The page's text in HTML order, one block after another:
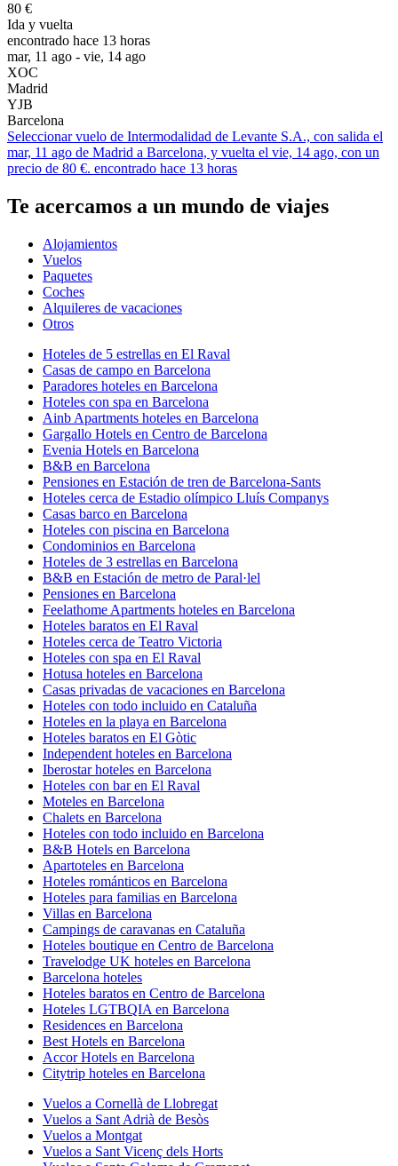
80 €
Ida y vuelta
encontrado hace 13 horas
mar, 11 ago - vie, 14 ago
XOC
Madrid
YJB
Barcelona
Seleccionar vuelo de Intermodalidad de Levante S.A., con salida el
mar, 11 ago de Madrid a Barcelona, y vuelta el vie, 14 ago, con un
precio de 80 €. encontrado hace 13 horas
Te acercamos a un mundo de viajes
Alojamientos
Vuelos
Paquetes
Coches
Alquileres de vacaciones
Otros
Hoteles de 5 estrellas en El Raval
Casas de campo en Barcelona
Paradores hoteles en Barcelona
Hoteles con spa en Barcelona
Ainb Apartments hoteles en Barcelona
Gargallo Hotels en Centro de Barcelona
Evenia Hotels en Barcelona
B&B en Barcelona
Pensiones en Estación de tren de Barcelona-Sants
Hoteles cerca de Estadio olímpico Lluís Companys
Casas barco en Barcelona
Hoteles con piscina en Barcelona
Condominios en Barcelona
Hoteles de 3 estrellas en Barcelona
B&B en Estación de metro de Paral·lel
Pensiones en Barcelona
Feelathome Apartments hoteles en Barcelona
Hoteles baratos en El Raval
Hoteles cerca de Teatro Victoria
Hoteles con spa en El Raval
Hotusa hoteles en Barcelona
Casas privadas de vacaciones en Barcelona
Hoteles con todo incluido en Cataluña
Hoteles en la playa en Barcelona
Hoteles baratos en El Gòtic
Independent hoteles en Barcelona
Iberostar hoteles en Barcelona
Hoteles con bar en El Raval
Moteles en Barcelona
Chalets en Barcelona
Hoteles con todo incluido en Barcelona
B&B Hotels en Barcelona
Apartoteles en Barcelona
Hoteles románticos en Barcelona
Hoteles para familias en Barcelona
Villas en Barcelona
Campings de caravanas en Cataluña
Hoteles boutique en Centro de Barcelona
Travelodge UK hoteles en Barcelona
Barcelona hoteles
Hoteles baratos en Centro de Barcelona
Hoteles LGTBQIA en Barcelona
Residences en Barcelona
Best Hotels en Barcelona
Accor Hotels en Barcelona
Citytrip hoteles en Barcelona
Vuelos a Cornellà de Llobregat
Vuelos a Sant Adrià de Besòs
Vuelos a Montgat
Vuelos a Sant Vicenç dels Horts